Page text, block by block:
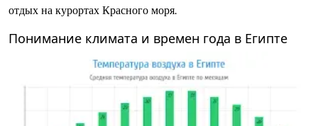
отдых на курортах Красного моря.
Понимание климата и времен года в Египте